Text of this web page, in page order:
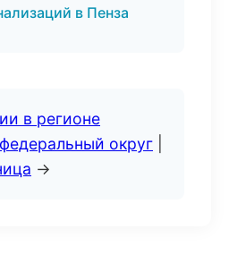
в Пенза
в регионе
округ
→